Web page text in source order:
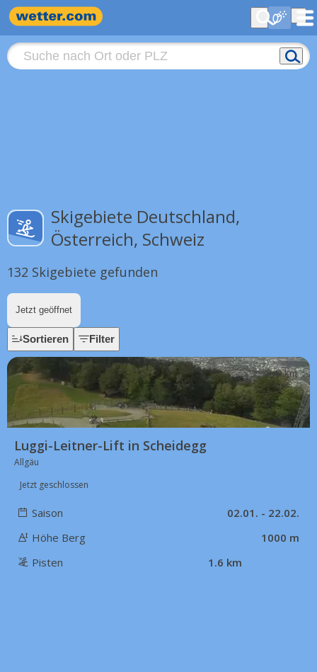
Skigebiete Deutschland,
Österreich, Schweiz
132 Skigebiete gefunden
Jetzt geöffnet
Sortieren Filter
40 km
Luggi-Leitner-Lift in Scheidegg
Allgäu
Jetzt geschlossen
Saison
02.01. - 22.02.
Höhe Berg
1000 m
Pisten
1.6 km